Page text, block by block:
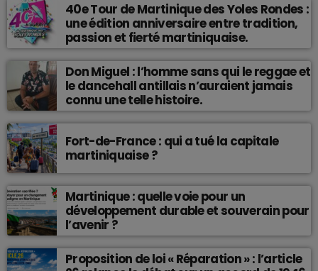
40e Tour de Martinique des Yoles Rondes :
une édition anniversaire entre tradition,
passion et fierté martiniquaise.
Don Miguel : l’homme sans qui le reggae et
le dancehall antillais n’auraient jamais
connu une telle histoire.
Fort-de-France : qui a tué la capitale
martiniquaise ?
Martinique : quelle voie pour un
développement durable et souverain pour
l’avenir ?
Proposition de loi « Réparation » : l’article